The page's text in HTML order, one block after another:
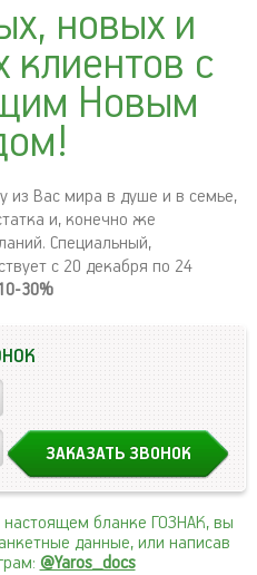
новых и
клиентов с
Новым
Вас мира в душе и в семье,
и, конечно же
Специальный,
с 20 декабря по 24
10-30%
настоящем бланке ГОЗНАК, вы
данные, или написав
@Yaros_docs